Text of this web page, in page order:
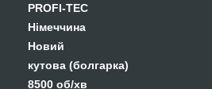
PROFI-TEC
Німеччина
Новий
кутова (болгарка)
8500 об/хв